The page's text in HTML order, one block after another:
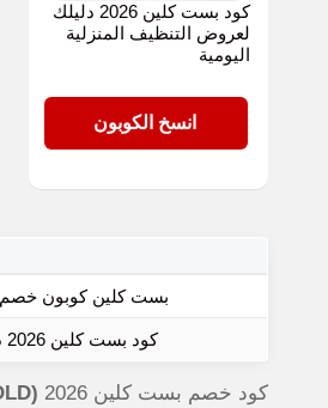
كود بست كلين 2026 دليلك
لعروض التنظيف المنزلية
اليومية
GOLDانسخ الكوبون
بست كلين كوبون خصم 2026 لتوفير أوفر على منتجات التنظيف
كود بست كلين 2026 دليلك لعروض التنظيف المنزلية اليومية
كود خصم بست كلين 2026 (GOLD)